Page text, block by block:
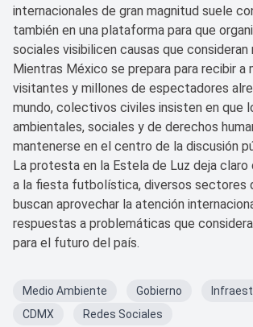
internacionales de gran magnitud suele
también en una plataforma para que
sociales visibilicen causas que consideran
Mientras México se prepara para recibir a
visitantes y millones de espectadores
mundo, colectivos civiles insisten en que
ambientales, sociales y de derechos
mantenerse en el centro de la discusión
La protesta en la Estela de Luz deja claro
a la fiesta futbolística, diversos sectores
buscan aprovechar la atención
respuestas a problemáticas que
para el futuro del país.
Medio Ambiente Gobierno
CDMX
Redes Sociales